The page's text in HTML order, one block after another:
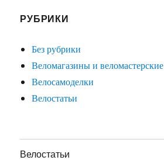
РУБРИКИ
Без рубрики
Веломагазины и веломастерские
Велосамоделки
Велостатьи
Велостатьи